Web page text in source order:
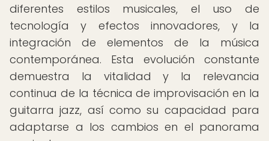
diferentes estilos musicales, el uso de
tecnología y efectos innovadores, y la
integración de elementos de la música
contemporánea. Esta evolución constante
demuestra la vitalidad y la relevancia
continua de la técnica de improvisación en la
guitarra jazz, así como su capacidad para
adaptarse a los cambios en el panorama